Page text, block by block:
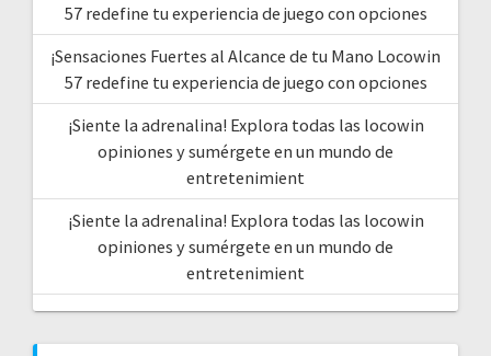
57 redefine tu experiencia de juego con opciones
¡Sensaciones Fuertes al Alcance de tu Mano Locowin
57 redefine tu experiencia de juego con opciones
¡Siente la adrenalina! Explora todas las locowin
opiniones y sumérgete en un mundo de
entretenimient
¡Siente la adrenalina! Explora todas las locowin
opiniones y sumérgete en un mundo de
entretenimient